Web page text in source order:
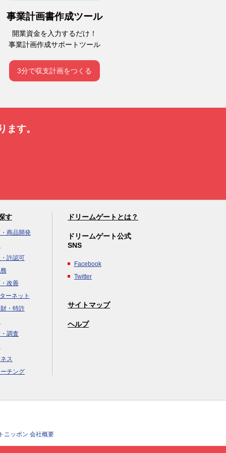
事業計画書作成ツール
開業資金を入力するだけ！
事業計画作成サポートツール
3分で収支計画をつくる
ます。
す
商品開発
許認可
改善
ーネット
・特許
調査
ス
チング
ドリームゲートとは？
ドリームゲート公式
SNS
Facebook
Twitter
サイトマップ
ヘルプ
ニッポン 会社概要